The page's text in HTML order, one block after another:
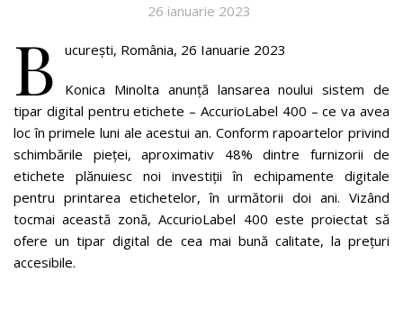
26 ianuarie 2023
B ucurești, România, 26 Ianuarie 2023
Konica Minolta anunță lansarea noului sistem de
tipar digital pentru etichete – AccurioLabel 400 – ce va avea
loc în primele luni ale acestui an. Conform rapoartelor privind
schimbările pieței, aproximativ 48% dintre furnizorii de
etichete plănuiesc noi investiții în echipamente digitale
pentru printarea etichetelor, în următorii doi ani. Vizând
tocmai această zonă, AccurioLabel 400 este proiectat să
ofere un tipar digital de cea mai bună calitate, la prețuri
accesibile.